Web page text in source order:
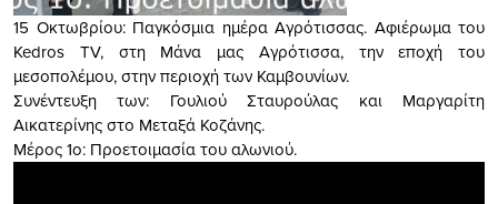
15 Οκτωβρίου: Παγκόσμια ημέρα Αγρότισσας. Αφιέρωμα του
Kedros TV, στη Μάνα μας Αγρότισσα, την εποχή του
μεσοπολέμου, στην περιοχή των Καμβουνίων.
Συνέντευξη των: Γουλιού Σταυρούλας και Μαργαρίτη
Αικατερίνης στο Μεταξά Κοζάνης.
Μέρος 1ο: Προετοιμασία του αλωνιού.